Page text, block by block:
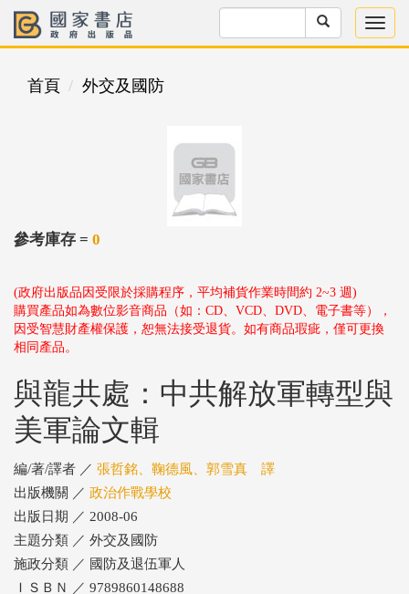
首頁 外交及國防
參考庫存 = 0
(政府出版品因受限於採購程序，平均補貨作業時間約 2~3 週)
購買產品如為數位影音商品（如：CD、VCD、DVD、電子書等），
因受智慧財產權保護，恕無法接受退貨。如有商品瑕疵，僅可更換
相同產品。
與龍共處：中共解放軍轉型與
美軍論文輯
編/著/譯者 ／ 張哲銘、鞠德風、郭雪真 譯
出版機關 ／ 政治作戰學校
出版日期 ／ 2008-06
主題分類 ／ 外交及國防
施政分類 ／ 國防及退伍軍人
ＩＳＢＮ ／ 9789860148688